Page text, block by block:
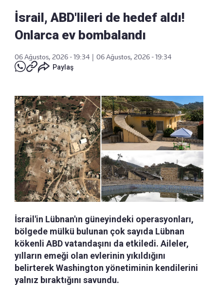
İsrail, ABD'lileri de hedef aldı!
Onlarca ev bombalandı
06 Ağustos, 2026 - 19:34 | 06 Ağustos, 2026 - 19:34
Paylaş
İsrail'in Lübnan'ın güneyindeki operasyonları,
bölgede mülkü bulunan çok sayıda Lübnan
kökenli ABD vatandaşını da etkiledi. Aileler,
yılların emeği olan evlerinin yıkıldığını
belirterek Washington yönetiminin kendilerini
yalnız bıraktığını savundu.